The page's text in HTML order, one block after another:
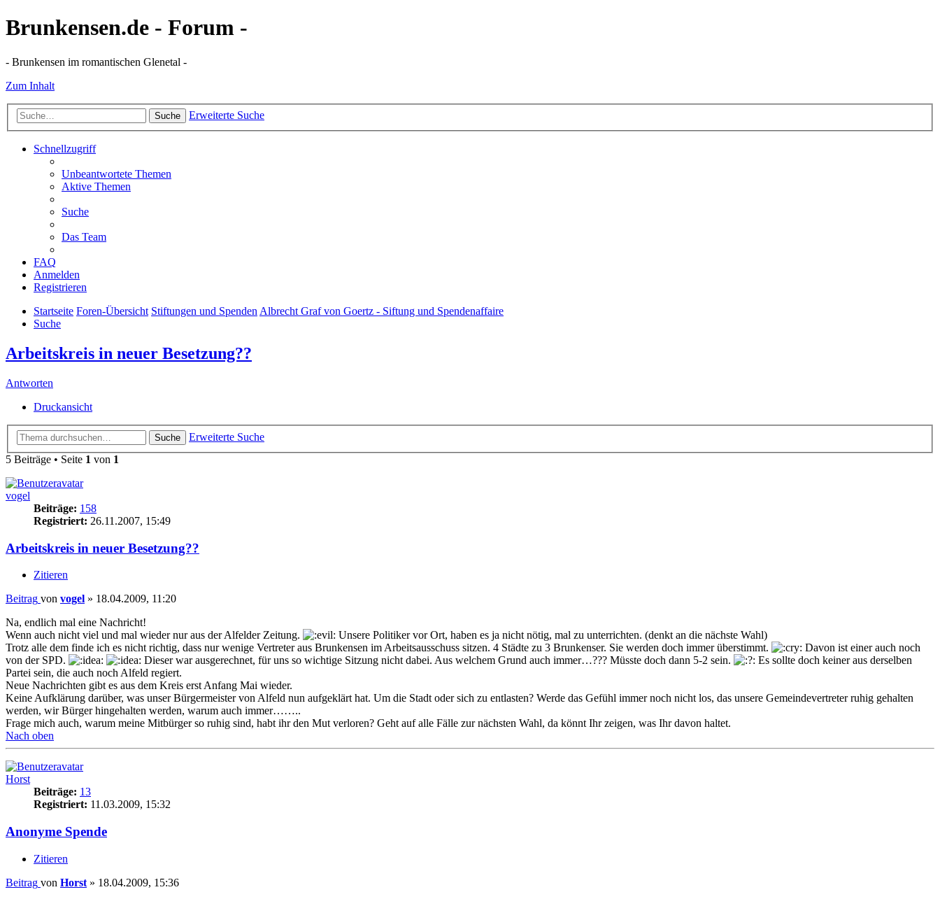
Brunkensen.de - Forum -
- Brunkensen im romantischen Glenetal -
Zum Inhalt
Suche Erweiterte Suche
Schnellzugriff
Unbeantwortete Themen
Aktive Themen
Suche
Das Team
FAQ
Anmelden
Registrieren
Startseite Foren-Übersicht Stiftungen und SpendenAlbrecht Graf von Goertz - Siftung und Spendenaffaire
Suche
Arbeitskreis in neuer Besetzung??
Antworten
Druckansicht
Suche
Erweiterte Suche
5 Beiträge • Seite 1 von 1
vogel
Beiträge: 158
Registriert: 26.11.2007, 15:49
Arbeitskreis in neuer Besetzung??
Zitieren
Beitrag von vogel » 18.04.2009, 11:20
Na, endlich mal eine Nachricht!
Wenn auch nicht viel und mal wieder nur aus der Alfelder Zeitung.
Unsere Politiker vor Ort, haben es ja nicht nötig, mal zu unterrichten. (denkt an die nächste Wahl)
Trotz alle dem finde ich es nicht richtig, dass nur wenige Vertreter aus Brunkensen im Arbeitsausschuss sitzen. 4 Städte zu 3 Brunkenser. Sie werden doch immer überstimmt.
Davon ist einer auch noch
von der SPD.
Dieser war ausgerechnet, für uns so wichtige Sitzung nicht dabei. Aus welchem Grund auch immer…??? Müsste doch dann 5-2 sein.
Es sollte doch keiner aus derselben
Partei sein, die auch noch Alfeld regiert.
Neue Nachrichten gibt es aus dem Kreis erst Anfang Mai wieder.
Keine Aufklärung darüber, was unser Bürgermeister von Alfeld nun aufgeklärt hat. Um die Stadt oder sich zu entlasten? Werde das Gefühl immer noch nicht los, das unsere Gemeindevertreter ruhig gehalten
werden, wir Bürger hingehalten werden, warum auch immer……..
Frage mich auch, warum meine Mitbürger so ruhig sind, habt ihr den Mut verloren? Geht auf alle Fälle zur nächsten Wahl, da könnt Ihr zeigen, was Ihr davon haltet.
Nach oben
Horst
Beiträge: 13
Registriert: 11.03.2009, 15:32
Anonyme Spende
Zitieren
Beitrag von Horst » 18.04.2009, 15:36